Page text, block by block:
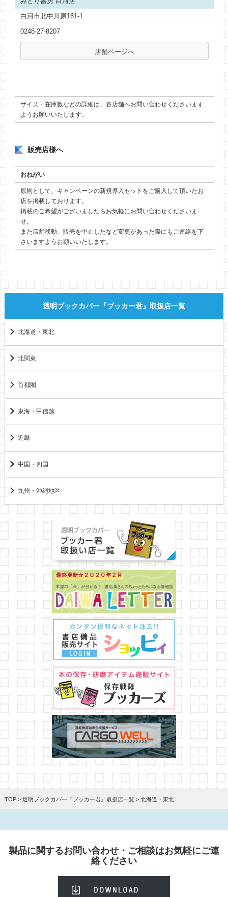
白河市北中川原161-1
0248-27-8207
サイズ・在庫数などの詳細は、各店舗へお問い合わせくださいます
ようお願いいたします。
販売店様へ
おねがい
原則として、キャンペーンの新規導入セットをご購入して頂いたお
店を掲載しております。
掲載のご希望がございましたらお気軽にお問い合わせくださいま
せ。
また店舗移動、販売を中止したなど変更があった際にもご連絡を下
さいますようお願いいたします。
透明ブックカバー『ブッカー君』取扱店一覧
北海道・東北
北関東
首都圏
東海・甲信越
近畿
中国・四国
九州・沖縄地区
TOP> 透明ブックカバー『ブッカー君』取扱店一覧> 北海道・東北
製品に関するお問い合わせ・ご相談はお気軽にご連
絡ください